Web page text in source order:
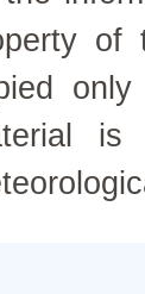
of
is